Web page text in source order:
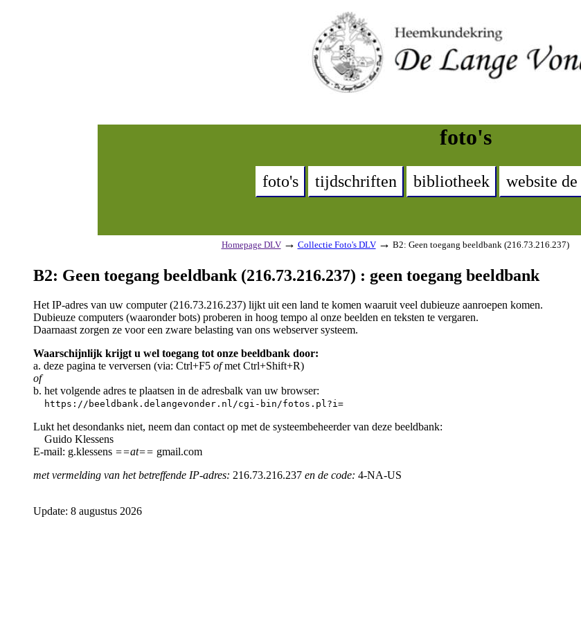
foto's
foto's tijdschriften bibliotheek website
Homepage DLV → Collectie Foto's DLV → B2: Geen toegang beeldbank (216.73.216.237)
B2: Geen toegang beeldbank (216.73.216.237) : geen toegang beeldbank
Het IP-adres van uw computer (216.73.216.237) lijkt uit een land te komen waaruit veel dubieuze aanroepen komen.
Dubieuze computers (waaronder bots) proberen in hoog tempo al onze beelden en teksten te vergaren.
Daarnaast zorgen ze voor een zware belasting van ons webserver systeem.
Waarschijnlijk krijgt u wel toegang tot onze beeldbank door:
a. deze pagina te verversen (via: Ctrl+F5 ofmet Ctrl+Shift+R)
of
b. het volgende adres te plaatsen in de adresbalk van uw browser:
https://beeldbank.delangevonder.nl/cgi-bin/fotos.pl?i=
Lukt het desondanks niet, neem dan contact op met de systeembeheerder van deze beeldbank:
Guido Klessens
E-mail: g.klessens ==at== gmail.com
met vermelding van het betreffende IP-adres: 216.73.216.237 en de code: 4-NA-US
Update: 8 augustus 2026